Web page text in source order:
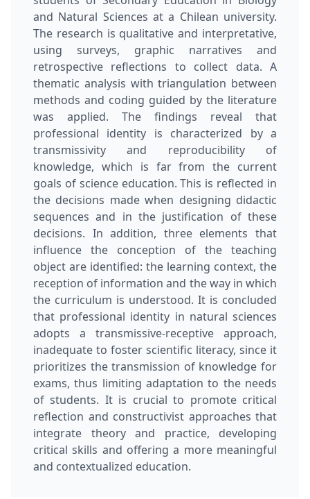
and Natural Sciences at a Chilean university.
The research is qualitative and interpretative,
using surveys, graphic narratives and
retrospective reflections to collect data. A
thematic analysis with triangulation between
methods and coding guided by the literature
was applied. The findings reveal that
professional identity is characterized by a
transmissivity and reproducibility of
knowledge, which is far from the current
goals of science education. This is reflected in
the decisions made when designing didactic
sequences and in the justification of these
decisions. In addition, three elements that
influence the conception of the teaching
object are identified: the learning context, the
reception of information and the way in which
the curriculum is understood. It is concluded
that professional identity in natural sciences
adopts a transmissive-receptive approach,
inadequate to foster scientific literacy, since it
prioritizes the transmission of knowledge for
exams, thus limiting adaptation to the needs
of students. It is crucial to promote critical
reflection and constructivist approaches that
integrate theory and practice, developing
critical skills and offering a more meaningful
and contextualized education.